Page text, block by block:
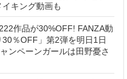
キング動画も
作品が30%OFF! FANZA動
％OFF」第2弾を明日1日
ンペーンガールは田野憂さ